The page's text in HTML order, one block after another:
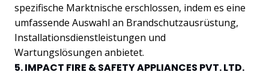
spezifische Marktnische erschlossen, indem es eine
umfassende Auswahl an Brandschutzausrüstung,
Installationsdienstleistungen und
Wartungslösungen anbietet.
5. IMPACT FIRE & SAFETY APPLIANCES PVT. LTD.